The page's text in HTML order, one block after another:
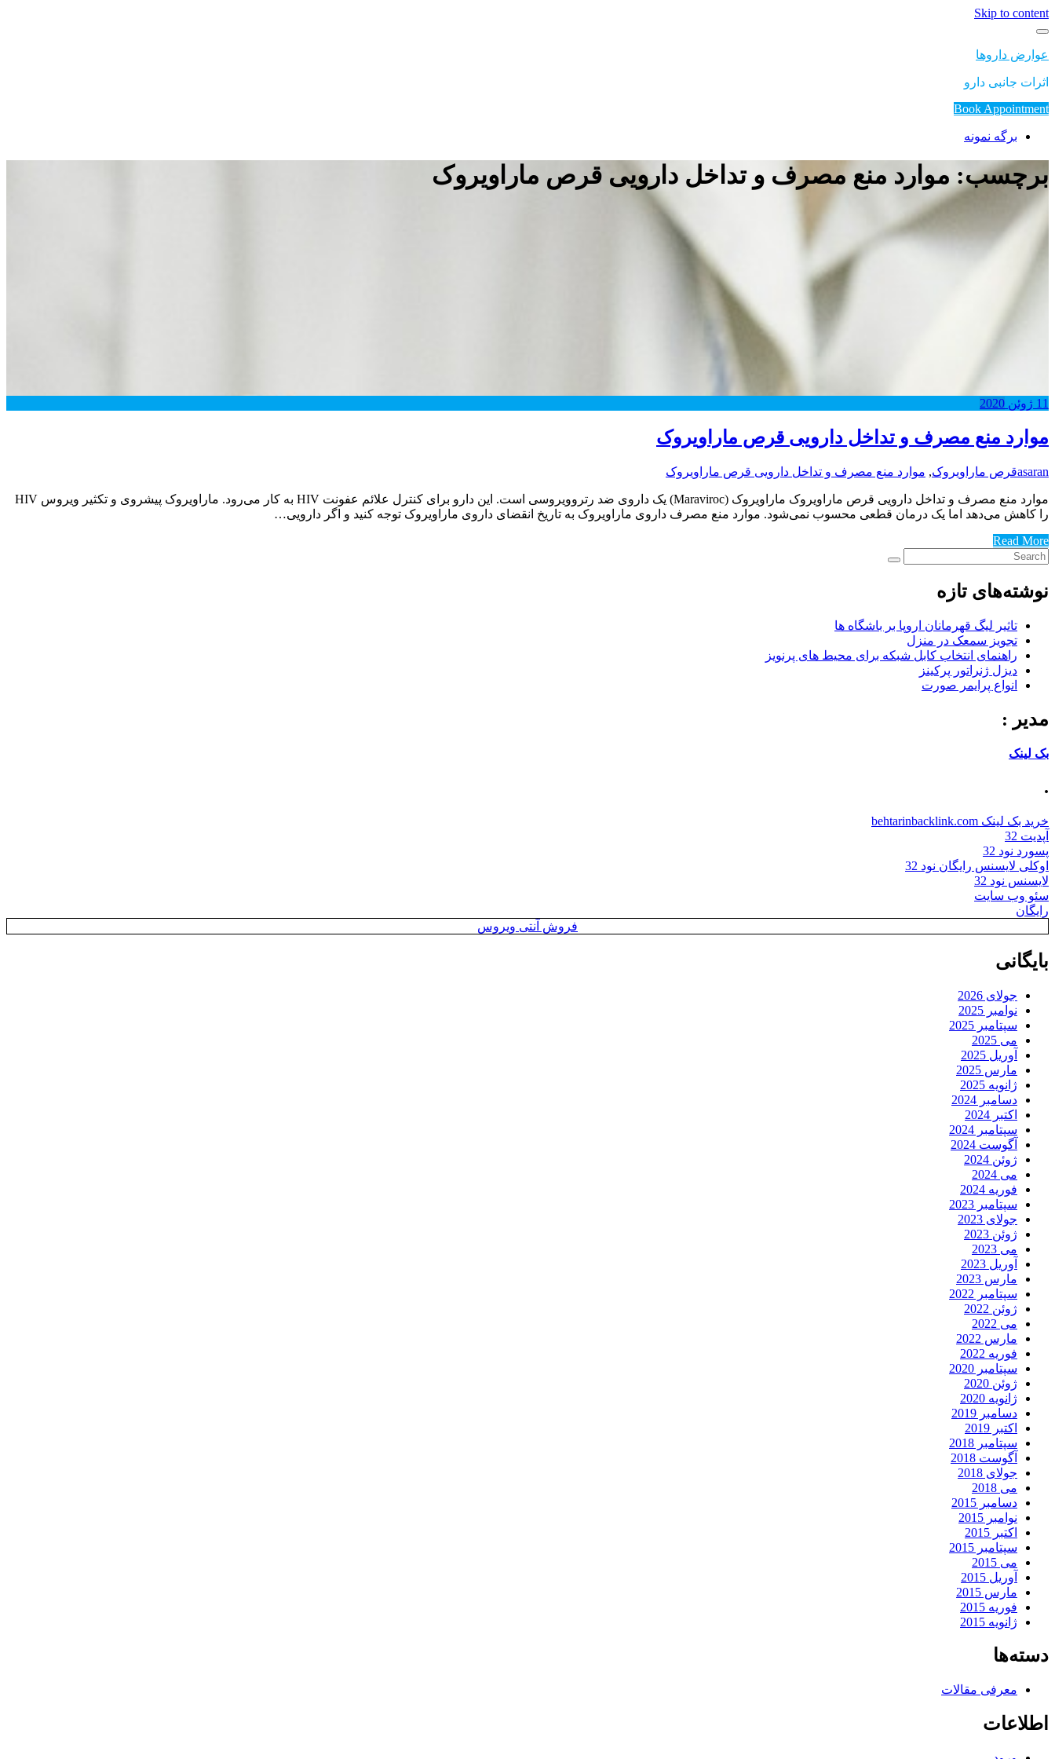
Skip to content
عوارض داروها
اثرات جانبی دارو
Book Appointment
برگه نمونه
برچسب: موارد منع مصرف و تداخل دارویی قرص ماراویروک
11 ژوئن 2020
موارد منع مصرف و تداخل دارویی قرص ماراویروک
asaranقرص ماراویروک, موارد منع مصرف و تداخل دارویی قرص ماراویروک
موارد منع مصرف و تداخل دارویی قرص ماراویروک ماراویروک (Maraviroc) یک داروی ضد رتروویروسی است. این دارو برای کنترل علائم عفونت HIV به کار می‌رود. ماراویروک پیشروی و تکثیر ویروس HIV
را کاهش می‌دهد اما یک درمان قطعی محسوب نمی‌شود. موارد منع مصرف داروی ماراویروک به تاریخ انقضای داروی ماراویروک توجه کنید و اگر دارویی…
Read More
نوشته‌های تازه
تاثیر لیگ قهرمانان اروپا بر باشگاه ها
تجویز سمعک در منزل
راهنمای انتخاب کابل شبکه برای محیط های پرنویز
دیزل ژنراتور پرکینز
انواع پرایمر صورت
مدیر :
بک لینک
.
خرید بک لینک behtarinbacklink.com
آپدیت 32
پسورد نود 32
اوکلی لایسنس رایگان نود 32
لایسنس نود 32
سئو وب سایت
رایگان
فروش آنتی ویروس
بایگانی
جولای 2026
نوامبر 2025
سپتامبر 2025
می 2025
آوریل 2025
مارس 2025
ژانویه 2025
دسامبر 2024
اکتبر 2024
سپتامبر 2024
آگوست 2024
ژوئن 2024
می 2024
فوریه 2024
سپتامبر 2023
جولای 2023
ژوئن 2023
می 2023
آوریل 2023
مارس 2023
سپتامبر 2022
ژوئن 2022
می 2022
مارس 2022
فوریه 2022
سپتامبر 2020
ژوئن 2020
ژانویه 2020
دسامبر 2019
اکتبر 2019
سپتامبر 2018
آگوست 2018
جولای 2018
می 2018
دسامبر 2015
نوامبر 2015
اکتبر 2015
سپتامبر 2015
می 2015
آوریل 2015
مارس 2015
فوریه 2015
ژانویه 2015
دسته‌ها
معرفی مقالات
اطلاعات